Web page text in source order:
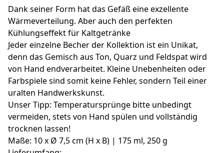
Dank seiner Form hat das Gefäß eine exzellente
Wärmeverteilung. Aber auch den perfekten
Kühlungseffekt für Kaltgetränke
Jeder einzelne Becher der Kollektion ist ein Unikat,
denn das Gemisch aus Ton, Quarz und Feldspat wird
von Hand endverarbeitet. Kleine Unebenheiten oder
Farbspiele sind somit keine Fehler, sondern Teil einer
uralten Handwerkskunst.
Unser Tipp: Temperatursprünge bitte unbedingt
vermeiden, stets von Hand spülen und vollständig
trocknen lassen!
Maße: 10 x Ø 7,5 cm (H x B) | 175 ml, 250 g